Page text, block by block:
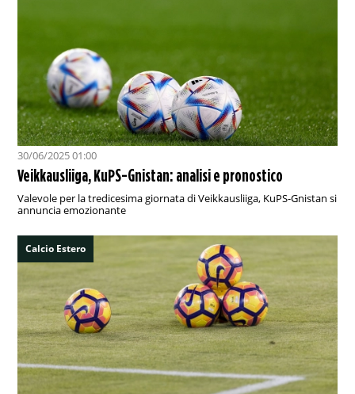
30/06/2025 01:00
Veikkausliiga, KuPS-Gnistan: analisi e pronostico
Valevole per la tredicesima giornata di Veikkausliiga, KuPS-Gnistan si
annuncia emozionante
Calcio Estero